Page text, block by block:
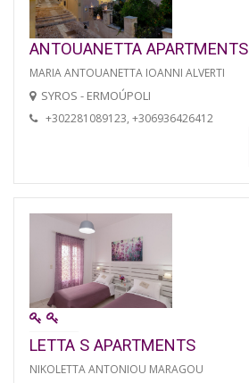
ANTOUANETTA APARTMENTS
MARIA ANTOUANETTA IOANNI ALVERTI
SYROS - ERMOÚPOLI
+302281089123, +306936426412
LETTA S APARTMENTS
NIKOLETTA ANTONIOU MARAGOU